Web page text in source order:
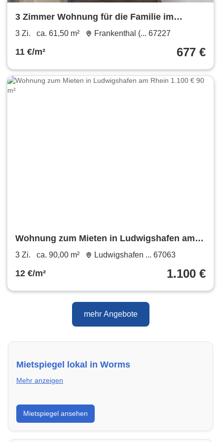
3 Zimmer Wohnung für die Familie im
Erdgeschoß
3 Zi. ca. 61,50 m² Frankenthal (... 67227
11 €/m² 677 €
Wohnung zum Mieten in Ludwigshafen am
Rhein 1.100 € 90 m²
3 Zi. ca. 90,00 m² Ludwigshafen ... 67063
12 €/m² 1.100 €
mehr Angebote
Mietspiegel lokal in Worms
Mehr anzeigen
Erhalte einen Überblick über die aktuellen Mietpreise
regional in Worms. So weißt du genau, welche Miete
fair ist und wo sich ein Vergleich lohnt.
Mietspiegel ansehen